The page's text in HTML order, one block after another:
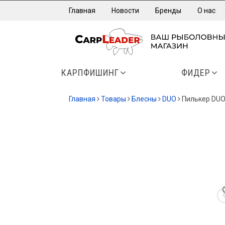
Главная Новости Бренды О нас
КАРПФИШИНГ ФИДЕР
Главная Товары Блесны DUO Пилькер